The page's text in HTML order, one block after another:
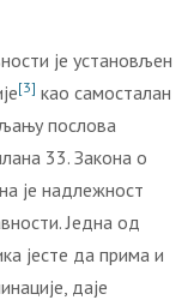
је установљен
[3] као самосталан
послова
33. Закона о
је надлежност
Једна од
јесте да прима и
даје